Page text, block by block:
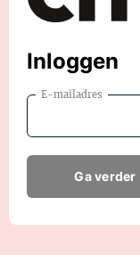
Inloggen
E-mailadres
Ga verder